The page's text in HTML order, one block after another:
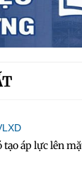
tạo áp lực lên